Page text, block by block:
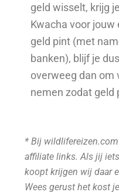
geld wisselt, krijg
Kwacha voor jouw
geld pint (met
banken), blijf je
overweeg dan om
nemen zodat geld
* Bij
affiliate links. Als jij
koopt krijgen wij daar
Wees gerust het kost